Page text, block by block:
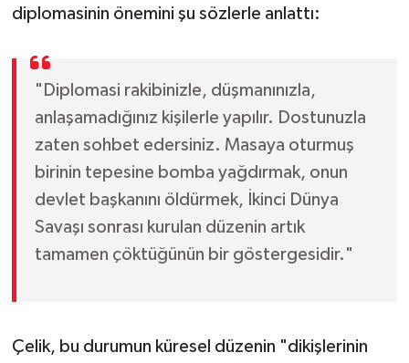
diplomasinin önemini şu sözlerle anlattı:
"Diplomasi rakibinizle, düşmanınızla,
anlaşamadığınız kişilerle yapılır. Dostunuzla
zaten sohbet edersiniz. Masaya oturmuş
birinin tepesine bomba yağdırmak, onun
devlet başkanını öldürmek, İkinci Dünya
Savaşı sonrası kurulan düzenin artık
tamamen çöktüğünün bir göstergesidir."
Çelik, bu durumun küresel düzenin "dikişlerinin